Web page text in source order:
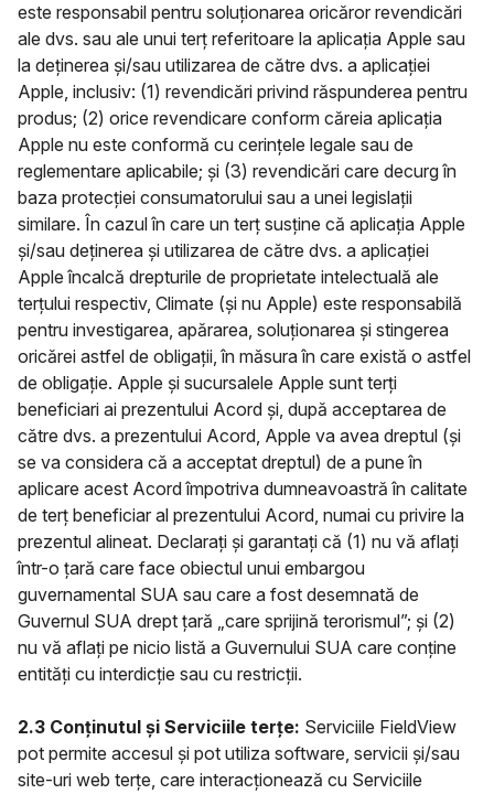
este responsabil pentru soluționarea oricăror revendicări
ale dvs. sau ale unui terț referitoare la aplicația Apple sau
la deținerea și/sau utilizarea de către dvs. a aplicației
Apple, inclusiv: (1) revendicări privind răspunderea pentru
produs; (2) orice revendicare conform căreia aplicația
Apple nu este conformă cu cerințele legale sau de
reglementare aplicabile; și (3) revendicări care decurg în
baza protecției consumatorului sau a unei legislații
similare. În cazul în care un terț susține că aplicația Apple
și/sau deținerea și utilizarea de către dvs. a aplicației
Apple încalcă drepturile de proprietate intelectuală ale
terțului respectiv, Climate (și nu Apple) este responsabilă
pentru investigarea, apărarea, soluționarea și stingerea
oricărei astfel de obligații, în măsura în care există o astfel
de obligație. Apple și sucursalele Apple sunt terți
beneficiari ai prezentului Acord și, după acceptarea de
către dvs. a prezentului Acord, Apple va avea dreptul (și
se va considera că a acceptat dreptul) de a pune în
aplicare acest Acord împotriva dumneavoastră în calitate
de terț beneficiar al prezentului Acord, numai cu privire la
prezentul alineat. Declarați și garantați că (1) nu vă aflați
într-o țară care face obiectul unui embargou
guvernamental SUA sau care a fost desemnată de
Guvernul SUA drept țară „care sprijină terorismul”; și (2)
nu vă aflați pe nicio listă a Guvernului SUA care conține
entități cu interdicție sau cu restricții.
2.3 Conținutul și Serviciile terțe: Serviciile FieldView
pot permite accesul și pot utiliza software, servicii și/sau
site-uri web terțe, care interacționează cu Serviciile